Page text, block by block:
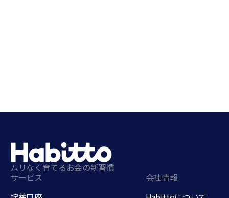
ムリなく育てるお金の新習慣
サービス
会社情報